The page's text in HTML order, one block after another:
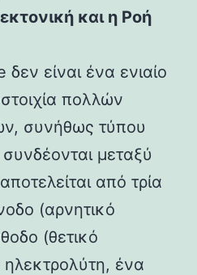
και η Ροή
είναι ένα ενιαίο
πολλών
συνήθως τύπου
μεταξύ
από τρία
(αρνητικό
(θετικό
ηλεκτρολύτη, ένα